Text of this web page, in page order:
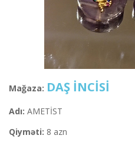
Mağaza: DAŞ İNCİSİ
Adı: AMETİST
Qiyməti: 8 azn